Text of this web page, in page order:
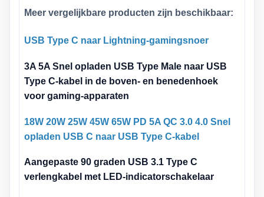
Meer vergelijkbare producten zijn beschikbaar:
USB Type C naar Lightning-gamingsnoer
3A 5A Snel opladen USB Type Male naar USB
Type C-kabel in de boven- en benedenhoek
voor gaming-apparaten
18W 20W 25W 45W 65W PD 5A QC 3.0 4.0 Snel
opladen USB C naar USB Type C-kabel
Aangepaste 90 graden USB 3.1 Type C
verlengkabel met LED-indicatorschakelaar